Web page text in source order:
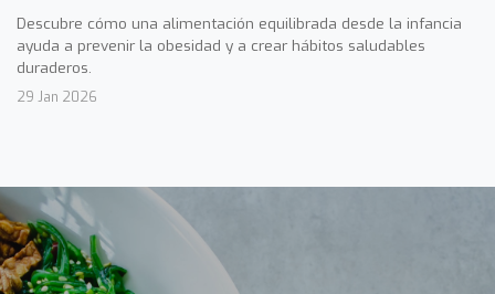
Descubre cómo una alimentación equilibrada desde la infancia
ayuda a prevenir la obesidad y a crear hábitos saludables
duraderos.
29 Jan 2026